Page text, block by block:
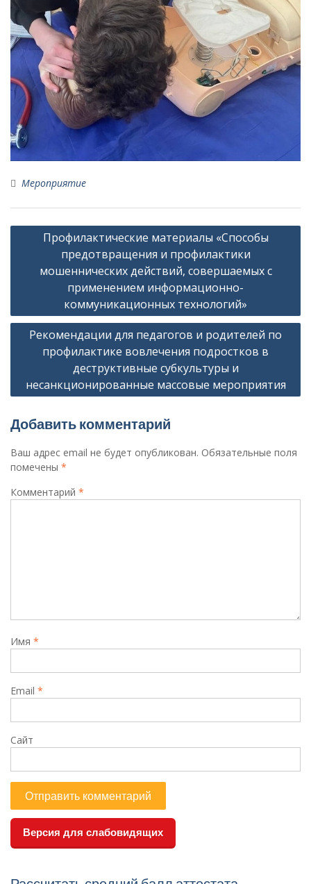
Мероприятие
Навигация
записям
Профилактические материалы «Способы
предотвращения и профилактики
мошеннических действий, совершаемых с
применением информационно-
коммуникационных технологий»
Рекомендации для педагогов и родителей по
профилактике вовлечения подростков в
деструктивные субкультуры и
несанкционированные массовые мероприятия
Добавить комментарий
Ваш адрес email не будет опубликован. Обязательные поля
помечены *
Комментарий *
Имя *
Email *
Сайт
Версия для слабовидящих